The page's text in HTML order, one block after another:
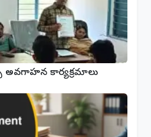
అవగాహన కార్యక్రమాలు